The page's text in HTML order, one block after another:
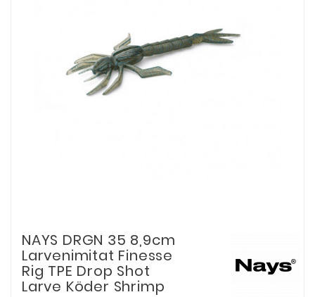
NAYS DRGN 35 8,9cm
Larvenimitat Finesse
Rig TPE Drop Shot
Larve Köder Shrimp